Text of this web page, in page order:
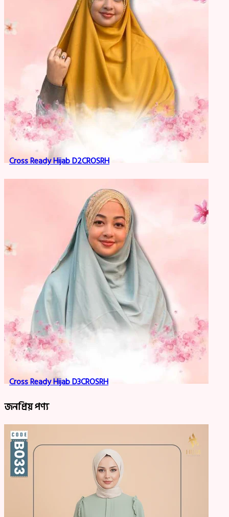
Cross Ready Hijab D2CROSRH
Cross Ready Hijab D3CROSRH
জনপ্রিয় পণ্য